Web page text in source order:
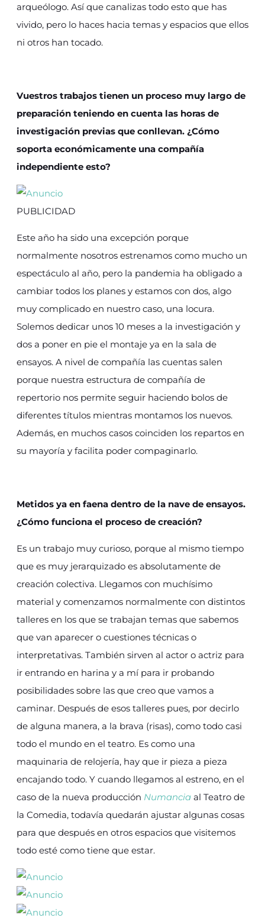
arqueólogo. Así que canalizas todo esto que has
vivido, pero lo haces hacia temas y espacios que ellos
ni otros han tocado.
Vuestros trabajos tienen un proceso muy largo de
preparación teniendo en cuenta las horas de
investigación previas que conllevan. ¿Cómo
soporta económicamente una compañía
independiente esto?
PUBLICIDAD
Este año ha sido una excepción porque
normalmente nosotros estrenamos como mucho un
espectáculo al año, pero la pandemia ha obligado a
cambiar todos los planes y estamos con dos, algo
muy complicado en nuestro caso, una locura.
Solemos dedicar unos 10 meses a la investigación y
dos a poner en pie el montaje ya en la sala de
ensayos. A nivel de compañía las cuentas salen
porque nuestra estructura de compañía de
repertorio nos permite seguir haciendo bolos de
diferentes títulos mientras montamos los nuevos.
Además, en muchos casos coinciden los repartos en
su mayoría y facilita poder compaginarlo.
Metidos ya en faena dentro de la nave de ensayos.
¿Cómo funciona el proceso de creación?
Es un trabajo muy curioso, porque al mismo tiempo
que es muy jerarquizado es absolutamente de
creación colectiva. Llegamos con muchísimo
material y comenzamos normalmente con distintos
talleres en los que se trabajan temas que sabemos
que van aparecer o cuestiones técnicas o
interpretativas. También sirven al actor o actriz para
ir entrando en harina y a mí para ir probando
posibilidades sobre las que creo que vamos a
caminar. Después de esos talleres pues, por decirlo
de alguna manera, a la brava (risas), como todo casi
todo el mundo en el teatro. Es como una
maquinaria de relojería, hay que ir pieza a pieza
encajando todo. Y cuando llegamos al estreno, en el
caso de la nueva producción Numancia al Teatro de
la Comedia, todavía quedarán ajustar algunas cosas
para que después en otros espacios que visitemos
todo esté como tiene que estar.